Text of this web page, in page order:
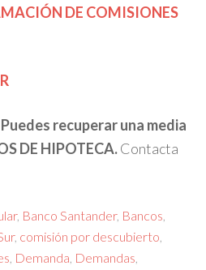
DE COMISIONES
Puedes recuperar una media
DE HIPOTECA.Contacta
, Banco Santander, Bancos
, comisión por descubierto
Demanda Demandas